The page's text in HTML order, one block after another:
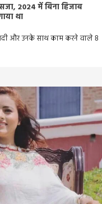
2024 में बिना हिजाब
था
और उनके साथ काम करने वाले 8